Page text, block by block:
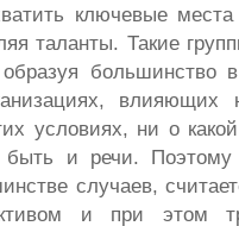
ключевые
таланты. Такие
большинство
влияющих
условиях, ни о
и речи.
случаев,
и при этом